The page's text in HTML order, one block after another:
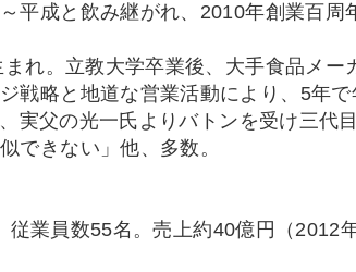
平成と飲み継がれ、2010年創業百周
れ。立教大学卒業後、大手食品メー
戦略と地道な営業活動により、5年
実父の光一氏よりバトンを受け三代
できない」他、多数。
業員数55名。売上約40億円（2012